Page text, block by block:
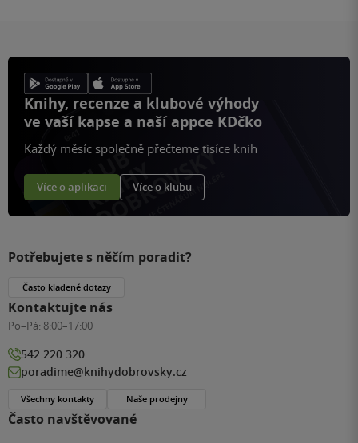
Knihy, recenze a klubové výhody
ve vaší kapse a naší appce KDčko
Každý měsíc společně přečteme tisíce knih
Více o aplikaci Více o klubu
Často navštěvované
Potřebujete s něčím poradit?
Často kladené dotazy
Kontaktujte nás
Po–Pá: 8:00–17:00
542 220 320
poradime@knihydobrovsky.cz
Všechny kontakty Naše prodejny